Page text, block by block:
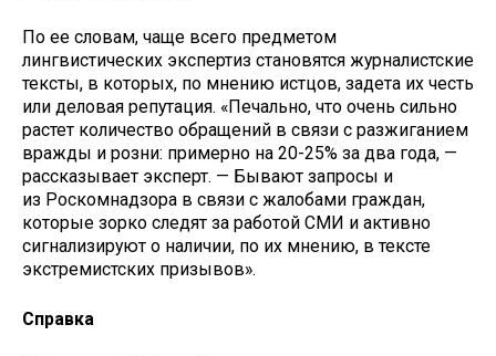
По ее словам, чаще всего предметом
лингвистических экспертиз становятся журналистские
тексты, в которых, по мнению истцов, задета их честь
или деловая репутация. «Печально, что очень сильно
растет количество обращений в связи с разжиганием
вражды и розни: примерно на 20-25% за два года, —
рассказывает эксперт. — Бывают запросы и
из Роскомнадзора в связи с жалобами граждан,
которые зорко следят за работой СМИ и активно
сигнализируют о наличии, по их мнению, в тексте
экстремистских призывов».
Справка